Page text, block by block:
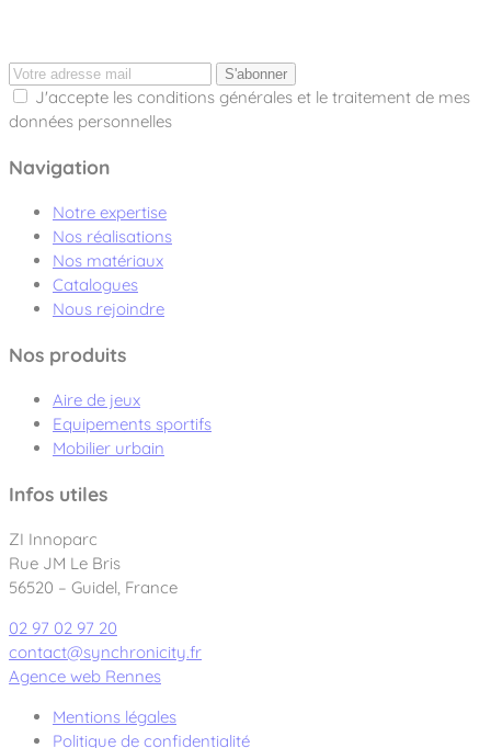
S'abonner
J'accepte les conditions générales et le traitement de mes
données personnelles
Navigation
Notre expertise
Nos réalisations
Nos matériaux
Catalogues
Nous rejoindre
Nos produits
Aire de jeux
Equipements sportifs
Mobilier urbain
Infos utiles
ZI Innoparc
Rue JM Le Bris
56520 – Guidel, France
02 97 02 97 20
contact@synchronicity.fr
Agence web Rennes
Mentions légales
Politique de confidentialité